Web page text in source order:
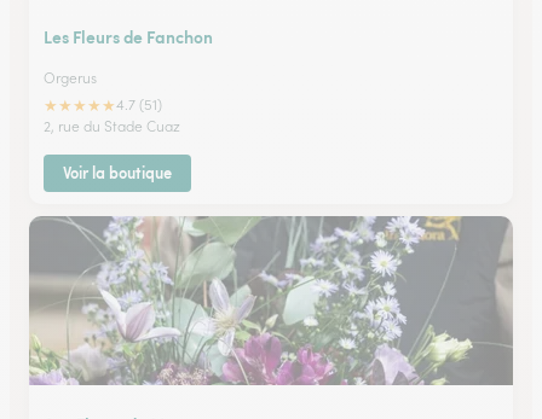
Les Fleurs de Fanchon
Orgerus
★★★★★4.7 (51)
2, rue du Stade Cuaz
Voir la boutique